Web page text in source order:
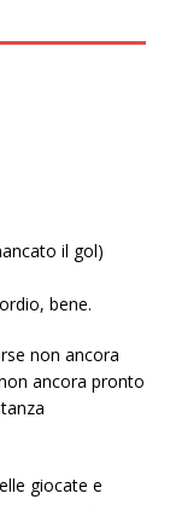
il gol)
bene.
non ancora
ancora pronto
giocate e